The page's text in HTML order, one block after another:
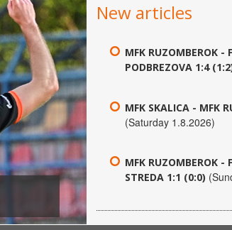
New articles
MFK RUZOMBEROK -
PODBREZOVA 1:4
MFK SKALICA - MFK
(Saturday 1.8.2026)
MFK RUZOMBEROK -
STREDA 1:1 (0:0)